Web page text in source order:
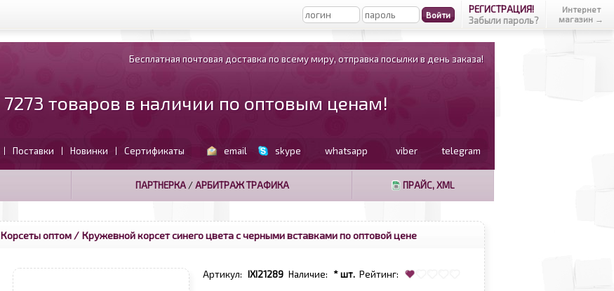
РЕГИСТРАЦИЯ!
Забыли пароль?
Интернет
магазин →
Бесплатная почтовая доставка по всему миру, отправка посылки в день заказа!
7273 товаров в наличии по оптовым ценам!
| Поставки | Новинки | Сертификаты email skype whatsapp viber telegram
ПАРТНЕРКА/АРБИТРАЖ ТРАФИКА ПРАЙС, XML
Корсеты оптом / Кружевной корсет синего цвета с черными вставками по оптовой цене
Артикул: IXI21289 Наличие: * шт. Рейтинг: